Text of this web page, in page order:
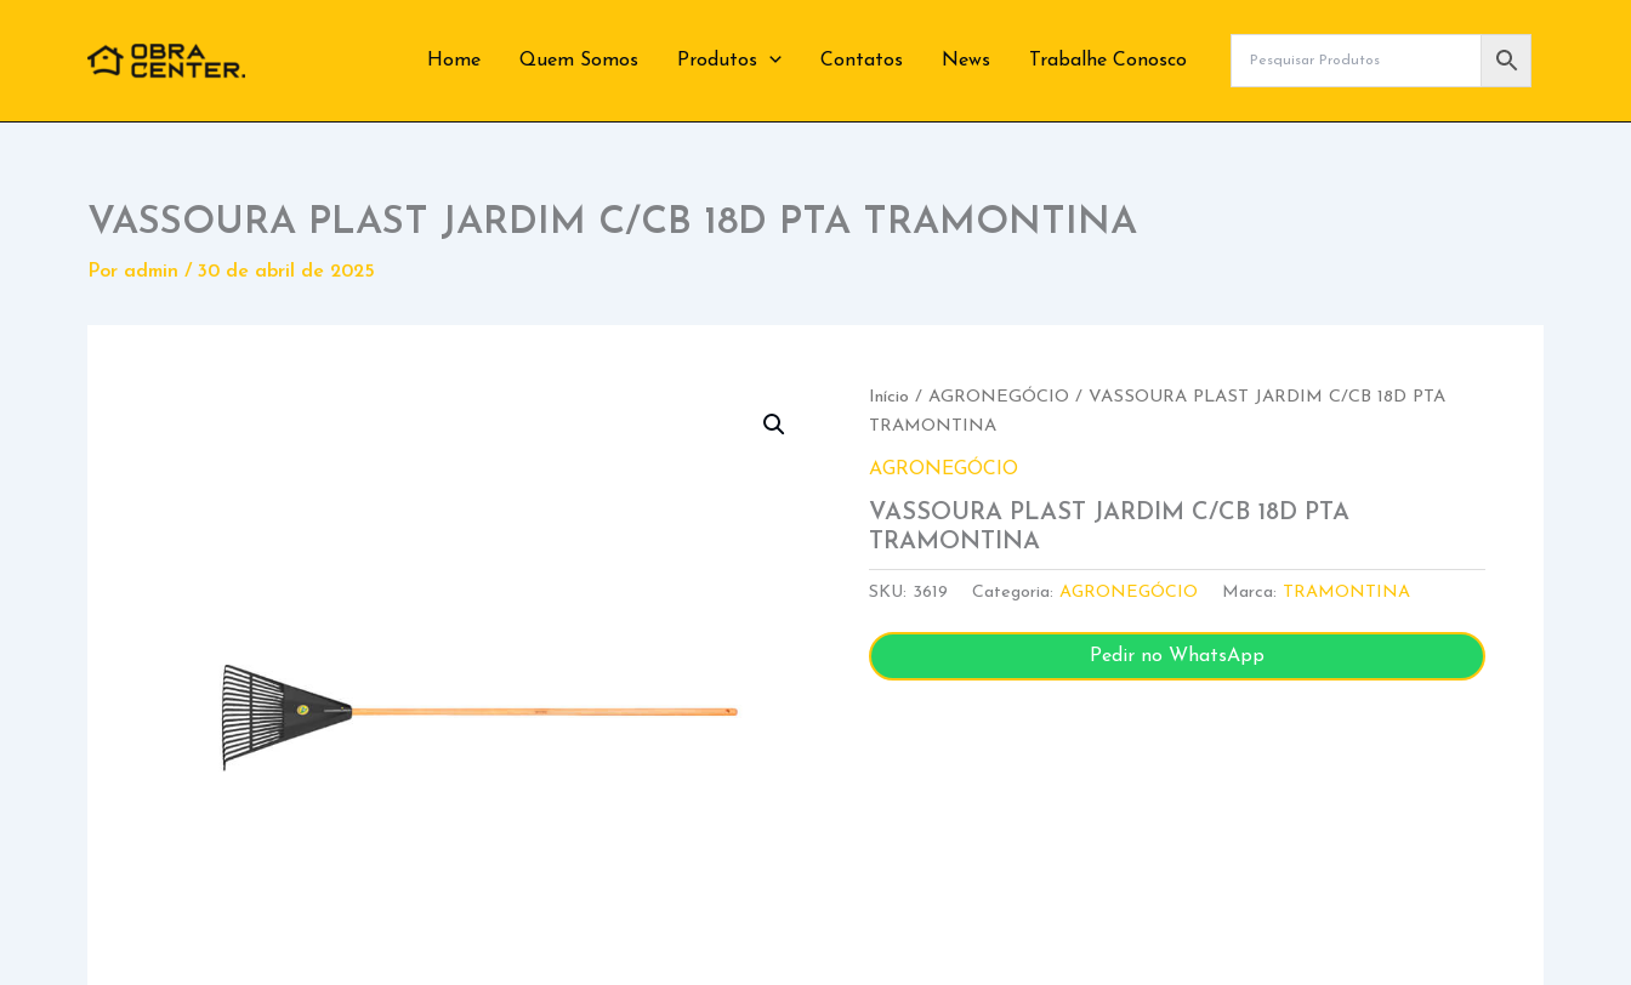
Home Quem Somos Produtos Contatos News Trabalhe Conosco
VASSOURA PLAST JARDIM C/CB 18D PTA TRAMONTINA
Por admin / 30 de abril de 2025
Início /AGRONEGÓCIO / VASSOURA PLAST JARDIM C/CB 18D PTA
TRAMONTINA
AGRONEGÓCIO
VASSOURA PLAST JARDIM C/CB 18D PTA
TRAMONTINA
SKU: 3619 Categoria:AGRONEGÓCIO Marca: TRAMONTINA
Pedir no WhatsApp